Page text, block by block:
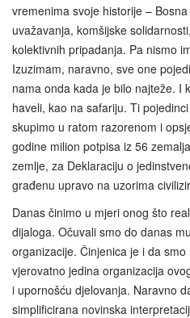
vremenima svoje historije –
uvažavanja, komšijske
kolektivnih pripadanja. Pa nismo
Izuzimam, naravno, sve one
nama onda kada je bilo najteže. I
haveli, kao na safariju. Ti
skupimo u ratom razorenom i
godine milion potpisa iz 56
zemlje, za Deklaraciju o
građenu upravo na uzorima
Danas činimo u mjeri onog što
dijaloga. Očuvali smo do danas
organizacije. Činjenica je i da
vjerovatno jedina organizacija
i upornošću djelovanja. Naravno
simplificirana novinska